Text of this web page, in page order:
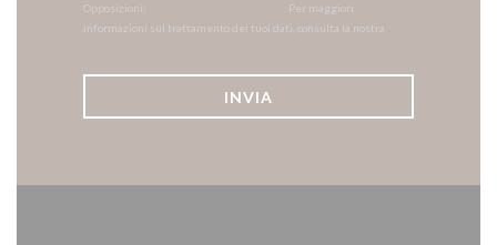
Opposizioni:
. Per maggiori
informazioni sul trattamento dei tuoi dati, consulta la nostra